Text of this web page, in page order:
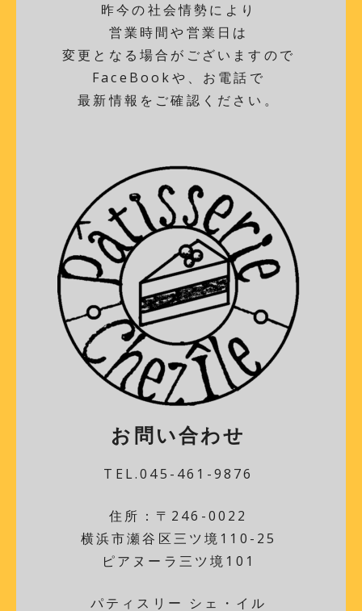
昨今の社会情勢により
営業時間や営業日は
変更となる場合がございますので
FaceBookや、お電話で
最新情報をご確認ください。
お問い合わせ
TEL.045-461-9876
住所：〒246-0022
横浜市瀬谷区三ツ境110-25
ピアヌーラ三ツ境101
パティスリー シェ・イル